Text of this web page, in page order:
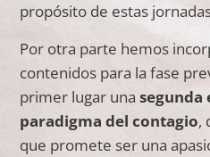
propósito de estas
Por otra parte hemos
contenidos para la fase
primer lugar unasegunda
paradigma del contagio,
que promete ser una